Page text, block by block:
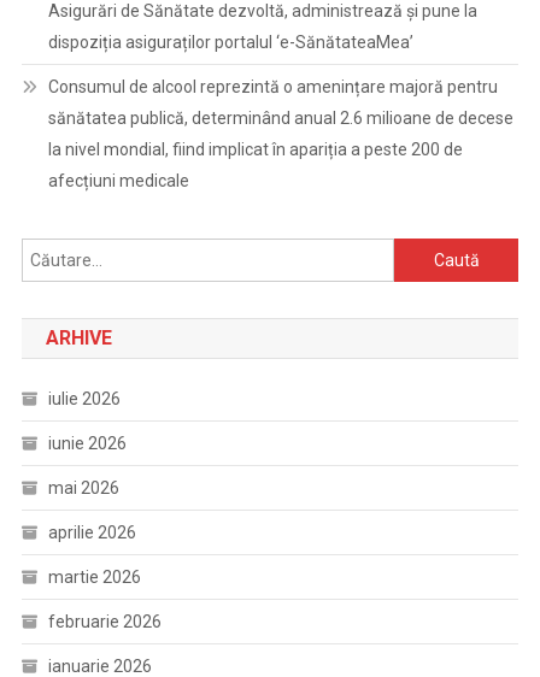
Asigurări de Sănătate dezvoltă, administrează și pune la
dispoziția asiguraților portalul ‘e-SănătateaMea’
Consumul de alcool reprezintă o amenințare majoră pentru
sănătatea publică, determinând anual 2.6 milioane de decese
la nivel mondial, fiind implicat în apariția a peste 200 de
afecțiuni medicale
Caută
după:
ARHIVE
iulie 2026
iunie 2026
mai 2026
aprilie 2026
martie 2026
februarie 2026
ianuarie 2026